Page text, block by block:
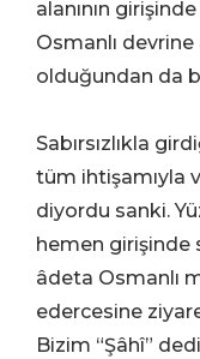
alanının
Osmanlı
olduğundan da
Sabırsızlıkla
tüm ihtişamıyla
diyordu sanki.
hemen girişinde
âdeta Osmanlı
edercesine
Bizim “Şâhî”